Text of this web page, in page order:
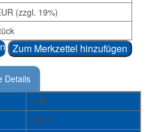
(zzgl. 19%)
Zum Merkzettel hinzufügen
Details
1 W
28 V